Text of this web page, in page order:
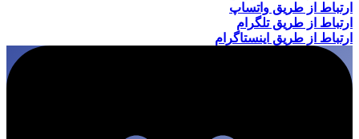
ارتباط از طریق واتساپ
ارتباط از طریق تلگرام
ارتباط از طریق اینستاگرام